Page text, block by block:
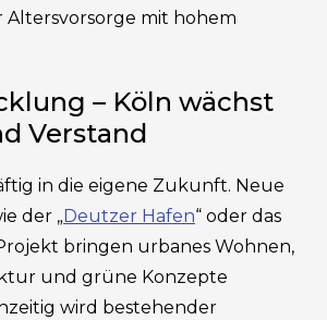
Altersvorsorge mit hohem
– Köln wächst
Verstand
in die eigene Zukunft. Neue
der „Deutzer Hafen“ oder das
bringen urbanes Wohnen,
und grüne Konzepte
wird bestehender